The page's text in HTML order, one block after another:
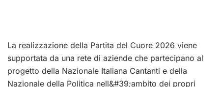
La realizzazione della Partita del Cuore 2026 viene
supportata da una rete di aziende che partecipano al
progetto della Nazionale Italiana Cantanti e della
Nazionale della Politica nell&#39;ambito dei propri